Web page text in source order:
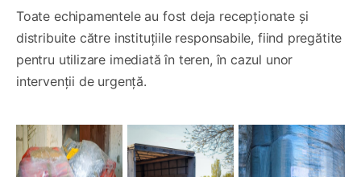
Toate echipamentele au fost deja recepționate și
distribuite către instituțiile responsabile, fiind pregătite
pentru utilizare imediată în teren, în cazul unor
intervenții de urgență.